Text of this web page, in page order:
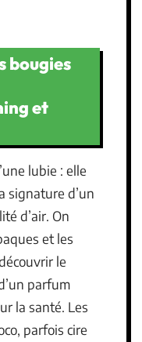
bougies
et
lubie : elle
signature d’un
d’air. On
et les
le
parfum
la santé. Les
parfois cire